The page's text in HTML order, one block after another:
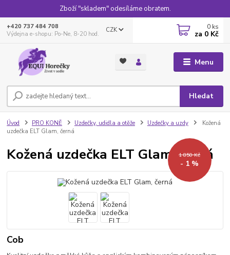
Zboží "skladem" odesíláme obratem.
Menu
CZK
Hledat
+420 737 484 708
Výdejna e-shopu: Po-Ne, 8-20 hod.
0 ks
za 0 Kč
Úvod PRO KONĚ Uzdečky, udidla a otěže Uzdečky a uzdy
Kožená
uzdečka ELT Glam, černá
Kožená uzdečka ELT Glam, černá
1 850 Kč
- 1 %
Cob